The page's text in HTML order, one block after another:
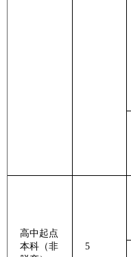
高中起点
本科（非
5